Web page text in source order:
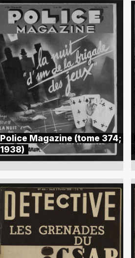
Police Magazine (tome 374;
1938)